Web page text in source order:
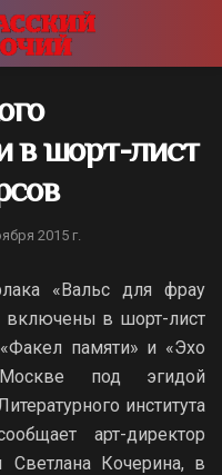
в шорт-лист
2015 г.
«Вальс для фрау
включены в шорт-лист
памяти» и «Эхо
под эгидой
института
арт-директор
Светлана Кочерина, в